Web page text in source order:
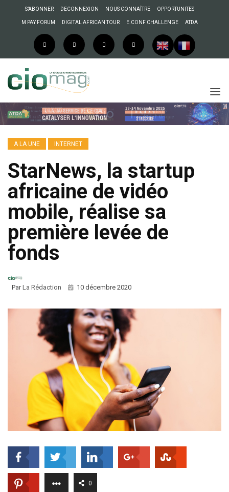
S’ABONNER DECONNEXION NOUS CONNAÎTRE OPPORTUNITES
M PAY FORUM DIGITAL AFRICAN TOUR E.CONF CHALLENGE ATDA
A LA UNE INTERNET
StarNews, la startup
africaine de vidéo
mobile, réalise sa
première levée de
fonds
ParLa Rédaction 10 décembre 2020
0